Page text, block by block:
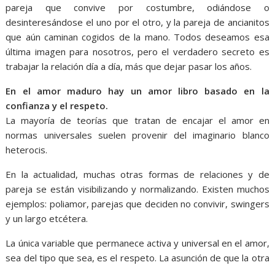
pareja que convive por costumbre, odiándose o
desinteresándose el uno por el otro, y la pareja de ancianitos
que aún caminan cogidos de la mano. Todos deseamos esa
última imagen para nosotros, pero el verdadero secreto es
trabajar la relación día a día, más que dejar pasar los años.
En el amor maduro hay un amor libro basado en la
confianza y el respeto.
La mayoría de teorías que tratan de encajar el amor en
normas universales suelen provenir del imaginario blanco
heterocis.
En la actualidad, muchas otras formas de relaciones y de
pareja se están visibilizando y normalizando. Existen muchos
ejemplos: poliamor, parejas que deciden no convivir, swingers
y un largo etcétera.
La única variable que permanece activa y universal en el amor,
sea del tipo que sea, es el respeto. La asunción de que la otra